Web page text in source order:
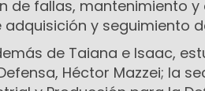
de fallas, mantenimiento
y seguimiento
de Taiana e Isaac,
Héctor Mazzei; la